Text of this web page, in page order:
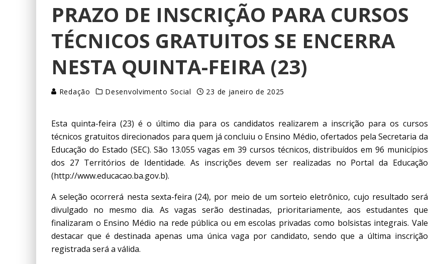
NINGUÉM ACERTA MEGA-SENA; PRÊMIO ACUMULA PARA R$ 165 MILHÕES
PRAZO DE INSCRIÇÃO PARA CURSOS
TÉCNICOS GRATUITOS SE ENCERRA
NESTA QUINTA-FEIRA (23)
Redação Desenvolvimento Social 23 de janeiro de 2025
Esta quinta-feira (23) é o último dia para os candidatos realizarem a inscrição para os cursos
técnicos gratuitos direcionados para quem já concluiu o Ensino Médio, ofertados pela Secretaria da
Educação do Estado (SEC). São 13.055 vagas em 39 cursos técnicos, distribuídos em 96 municípios
dos 27 Territórios de Identidade. As inscrições devem ser realizadas no Portal da Educação
(http://www.educacao.ba.gov.b).
A seleção ocorrerá nesta sexta-feira (24), por meio de um sorteio eletrônico, cujo resultado será
divulgado no mesmo dia. As vagas serão destinadas, prioritariamente, aos estudantes que
finalizaram o Ensino Médio na rede pública ou em escolas privadas como bolsistas integrais. Vale
destacar que é destinada apenas uma única vaga por candidato, sendo que a última inscrição
registrada será a válida.